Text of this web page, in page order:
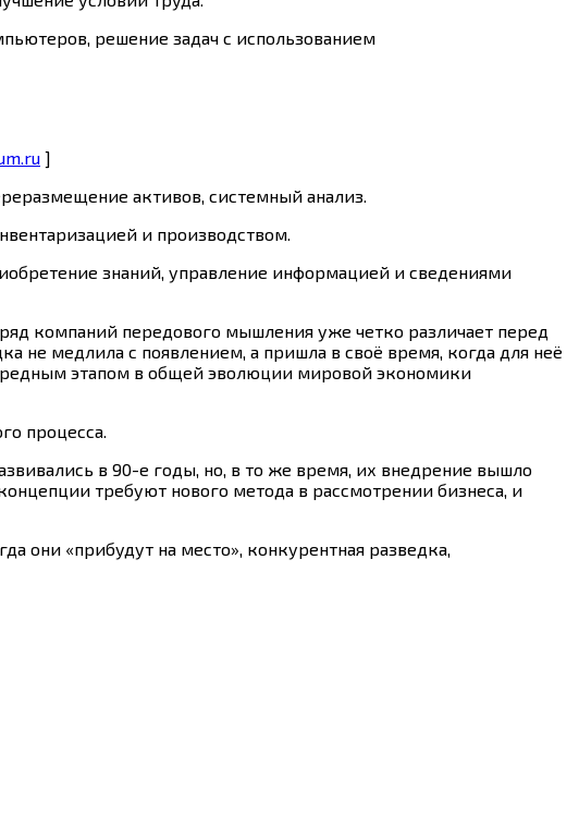
решение задач с использованием
]
активов, системный анализ.
и производством.
знаний, управление информацией и сведениями
компаний передового мышления уже четко различает перед
не медлила с появлением, а пришла в своё время, когда для неё
этапом в общей эволюции мировой экономики
процесса.
в 90-е годы, но, в то же время, их внедрение вышло
требуют нового метода в рассмотрении бизнеса, и
они «прибудут на место», конкурентная разведка,